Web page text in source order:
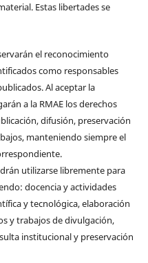
Estas libertades se
el reconocimiento
como responsables
Al aceptar la
a la RMAE los derechos
difusión, preservación
manteniendo siempre el
utilizarse libremente para
docencia y actividades
y tecnológica, elaboración
y trabajos de divulgación,
institucional y preservación